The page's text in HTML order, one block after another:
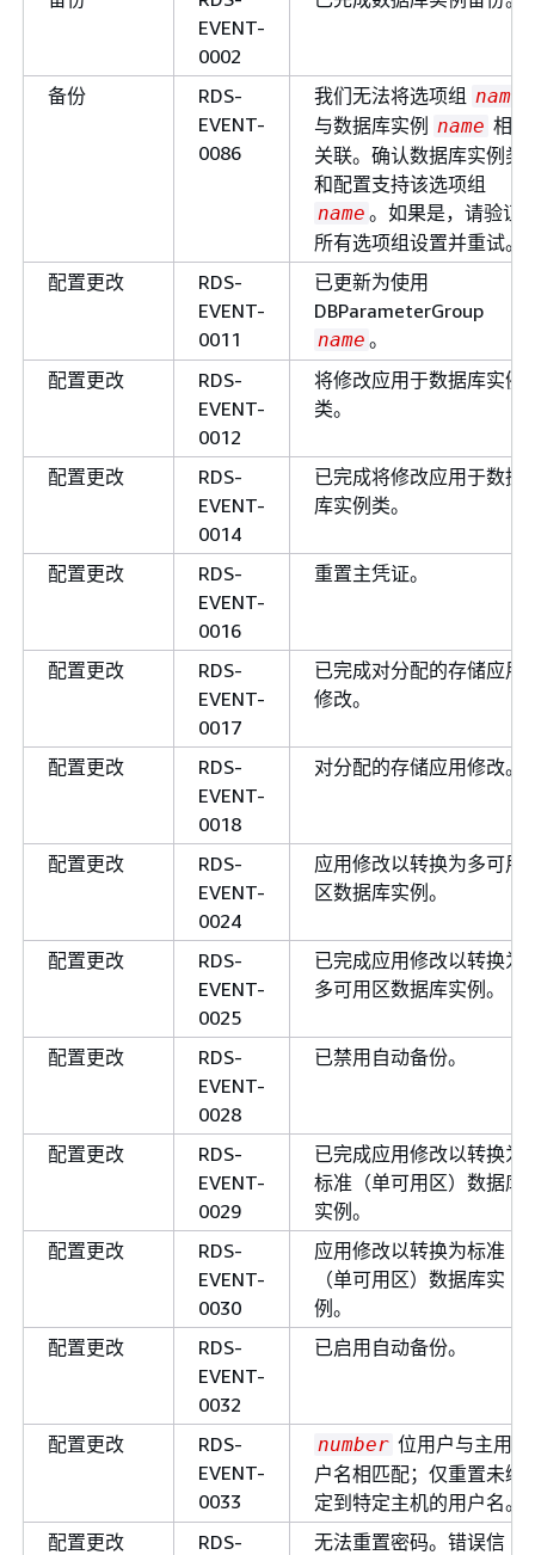
EVENT-
0002
备份
RDS-
EVENT-
0086
我们无法将选项组 name
与数据库实例 name 相
关联。确认数据库实例类
和配置支持该选项组
name 。如果是，请验证
所有选项组设置并重试。
配置更改
RDS-
EVENT-
0011
已更新为使用
DBParameterGroup
name 。
配置更改
RDS-
EVENT-
0012
将修改应用于数据库实例
类。
配置更改
RDS-
EVENT-
0014
已完成将修改应用于数据
库实例类。
配置更改
RDS-
EVENT-
0016
重置主凭证。
配置更改
RDS-
EVENT-
0017
已完成对分配的存储应用
修改。
配置更改
RDS-
EVENT-
0018
对分配的存储应用修改。
配置更改
RDS-
EVENT-
0024
应用修改以转换为多可用
区数据库实例。
配置更改
RDS-
EVENT-
0025
已完成应用修改以转换为
多可用区数据库实例。
配置更改
RDS-
EVENT-
0028
已禁用自动备份。
配置更改
RDS-
EVENT-
0029
已完成应用修改以转换为
标准（单可用区）数据库
实例。
配置更改
RDS-
EVENT-
0030
应用修改以转换为标准
（单可用区）数据库实
例。
配置更改
RDS-
EVENT-
0032
已启用自动备份。
配置更改
RDS-
EVENT-
0033
number 位用户与主用
户名相匹配；仅重置未绑
定到特定主机的用户名。
配置更改
RDS-
无法重置密码。错误信